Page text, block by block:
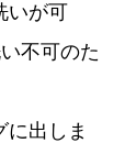
いが可
不可のた
出しま